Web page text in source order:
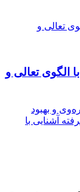
الگوی تعالی و
و بهبود
آشنایی با